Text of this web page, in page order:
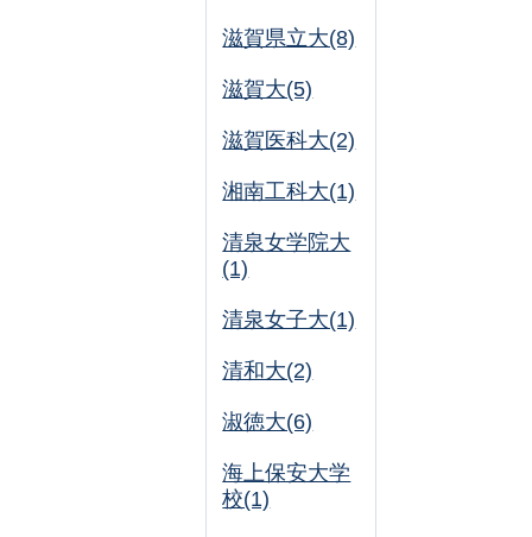
滋賀県立大(8)
滋賀大(5)
滋賀医科大(2)
湘南工科大(1)
清泉女学院大
(1)
清泉女子大(1)
清和大(2)
淑徳大(6)
海上保安大学
校(1)